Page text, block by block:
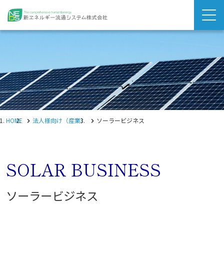
HOME 法人様向け（産業） ソーラービジネス
SOLAR BUSINESS
ソーラービジネス